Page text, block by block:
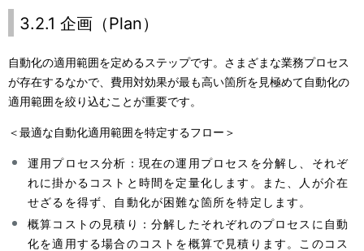
3.2.1 企画（Plan）
自動化の適用範囲を定めるステップです。さまざまな業務プロセス
が存在するなかで、費用対効果が最も高い箇所を見極めて自動化の
適用範囲を絞り込むことが重要です。
＜最適な自動化適用範囲を特定するフロー＞
運用プロセス分析：現在の運用プロセスを分解し、それぞ
れに掛かるコストと時間を定量化します。また、人が介在
せざるを得ず、自動化が困難な箇所を特定します。
概算コストの見積り：分解したそれぞれのプロセスに自動
化を適用する場合のコストを概算で見積ります。このコス